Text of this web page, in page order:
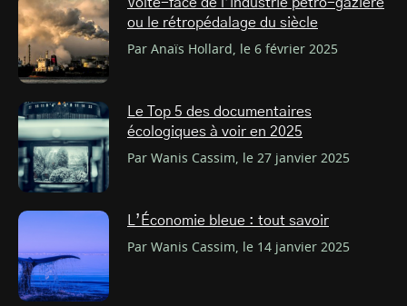
ou le rétropédalage du siècle
Par Anaïs Hollard, le 6 février 2025
Le Top 5 des documentaires
écologiques à voir en 2025
Par Wanis Cassim, le 27 janvier 2025
L’Économie bleue : tout savoir
Par Wanis Cassim, le 14 janvier 2025